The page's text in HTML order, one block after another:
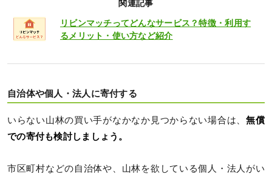
関連記事
リビンマッチってどんなサービス？特徴・利用す
るメリット・使い方など紹介
自治体や個人・法人に寄付する
いらない山林の買い手がなかなか見つからない場合は、 無償
での寄付も検討しましょう。
市区町村などの自治体や、山林を欲している個人・法人がい